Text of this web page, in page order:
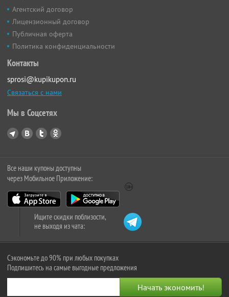
Агентский договор
Лицензионный договор
Публичная оферта
Политика конфиденциальности
Контакты
sprosi@kupikupon.ru
Связаться с нами
Мы в Соцсетях
Все наши купоны доступны
через Мобильное Приложение:
Ищите скидки поблизости,
не выходя из чата:
Сэкономьте до 90% при любых покупках
Подпишитесь на самые выгодные предложения